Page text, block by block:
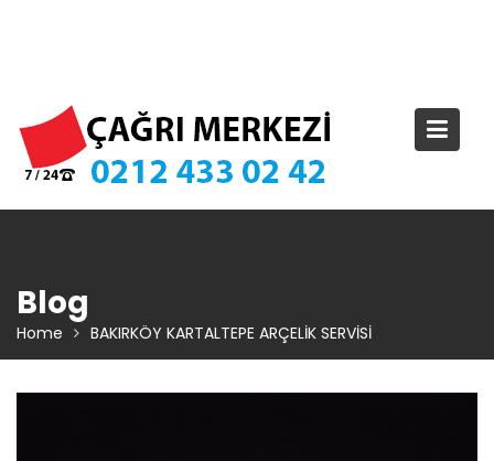
Blog
Home BAKIRKÖY KARTALTEPE ARÇELİK SERVİSİ